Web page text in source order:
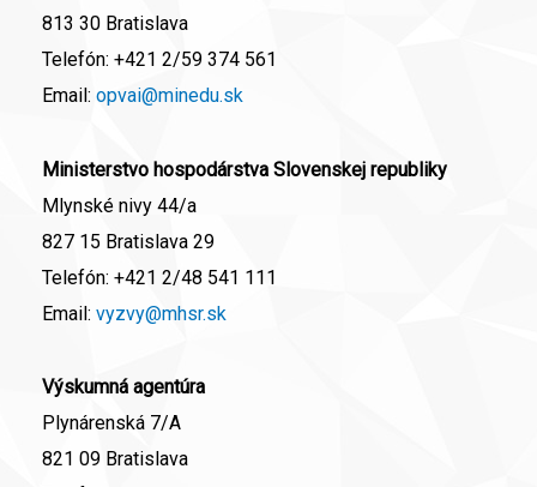
813 30 Bratislava
Telefón: +421 2/59 374 561
Email: opvai@minedu.sk
Ministerstvo hospodárstva Slovenskej republiky
Mlynské nivy 44/a
827 15 Bratislava 29
Telefón: +421 2/48 541 111
Email: vyzvy@mhsr.sk
Výskumná agentúra
Plynárenská 7/A
821 09 Bratislava